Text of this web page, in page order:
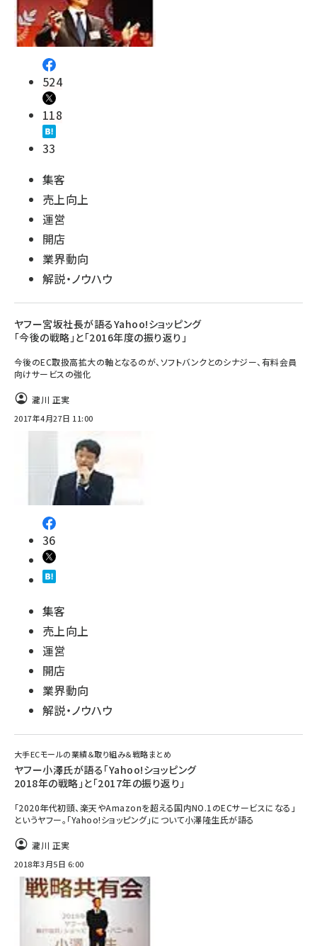
524
118
33
集客
売上向上
運営
開店
業界動向
解説・ノウハウ
ヤフー宮坂社長が語るYahoo!ショッピング
「今後の戦略」と「2016年度の振り返り」
今後のEC取扱高拡大の軸となるのが、ソフトバンクとのシナジー、有料会員
向けサービスの強化
瀧川 正実
2017年4月27日 11:00
36
集客
売上向上
運営
開店
業界動向
解説・ノウハウ
大手ECモールの業績＆取り組み＆戦略まとめ
ヤフー小澤氏が語る「Yahoo!ショッピング
2018年の戦略」と「2017年の振り返り」
「2020年代初頭、楽天やAmazonを超える国内NO.1のECサービスになる」
というヤフー。「Yahoo!ショッピング」について小澤隆生氏が語る
瀧川 正実
2018年3月5日 6:00